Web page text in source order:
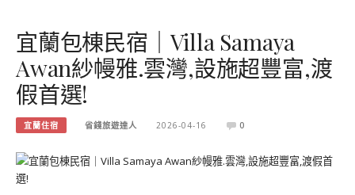
宜蘭包棟民宿｜Villa Samaya
Awan紗幔雅.雲灣,設施超豐富,渡
假首選!
宜蘭住宿 省錢旅遊達人 2026-04-16 0